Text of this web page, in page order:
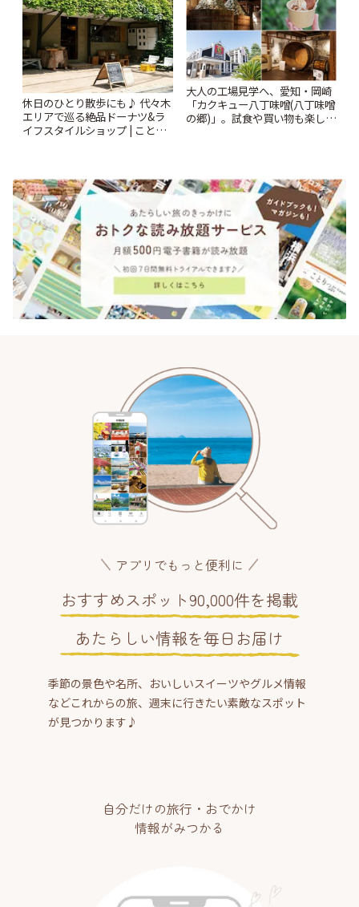
休日のひとり散歩にも♪ 代々木
エリアで巡る絶品ドーナツ&ラ
イフスタイルショップ | ことり
大人の工場見学へ、愛知・岡崎
「カクキュー八丁味噌(八丁味噌
の郷)」。試食や買い物も楽しみ
アプリでもっと便利に
おすすめスポット90,000件を掲載
あたらしい情報を毎日お届け
季節の景色や名所、おいしいスイーツやグルメ情報
などこれからの旅、週末に行きたい素敵なスポット
が見つかります♪
自分だけの旅行・おでかけ
情報がみつかる